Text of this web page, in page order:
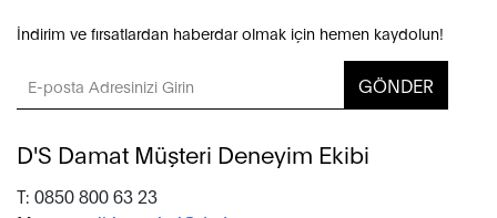
İndirim ve fırsatlardan haberdar olmak için hemen kaydolun!
GÖNDER
D'S Damat Müşteri Deneyim Ekibi
T: 0850 800 63 23